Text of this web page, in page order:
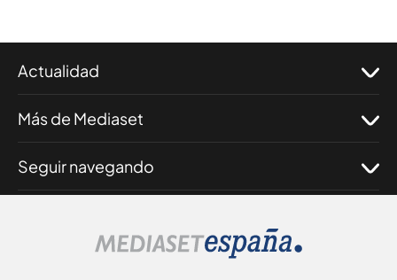
Actualidad
Más de Mediaset
Seguir navegando